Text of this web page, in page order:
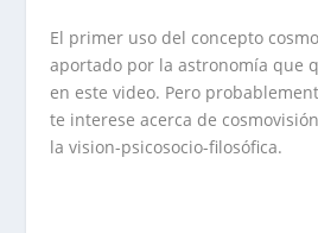
El primer uso del concepto
aportado por la astronomía que
en este video. Pero
te interese acerca de
la vision-psicosocio-filosófica.